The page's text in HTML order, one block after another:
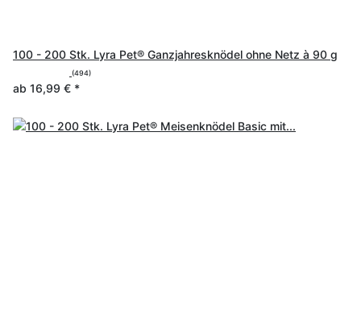
100 - 200 Stk. Lyra Pet® Ganzjahresknödel ohne Netz à 90 g
(494)
ab 16,99 € *